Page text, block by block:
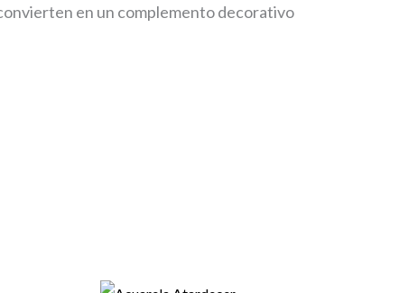
en un complemento decorativo